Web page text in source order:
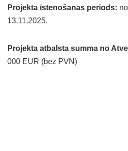
Projekta īstenošanas periods:
13.11.2025.
Projekta atbalsta summa no
000 EUR (bez PVN)